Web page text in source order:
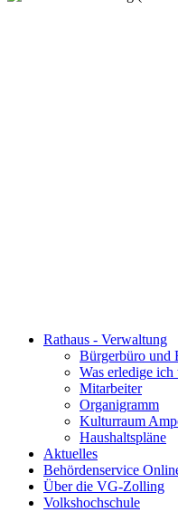
Rathaus - Verwaltung
Bürgerbüro und
Was erledige ich
Mitarbeiter
Organigramm
Kulturraum
Haushaltspläne
Aktuelles
Behördenservice
Über die VG-Zolling
Volkshochschule